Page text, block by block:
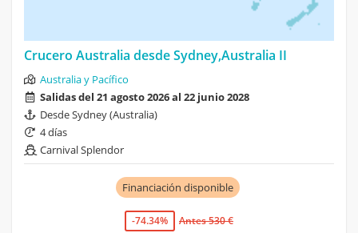
Crucero Australia desde Sydney,Australia II
Australia y Pacífico
Salidas del 21 agosto 2026 al 22 junio 2028
Desde Sydney (Australia)
4 días
Carnival Splendor
Financiación disponible
-74.34%
Antes 530 €